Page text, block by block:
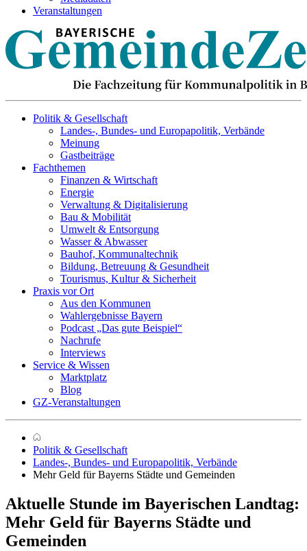
Veranstaltungen
Politik & Gesellschaft
Landes-, Bundes- und Europapolitik, Verbände
Meinung
Gastbeiträge
Fachthemen
Finanzen & Wirtschaft
Energie
Verwaltung & Digitalisierung
Bau & Mobilität
Umwelt & Entsorgung
Wasser & Abwasser
Bauhof, Kommunaltechnik
Bildung, Betreuung & Gesundheit
Tourismus, Kultur & Sicherheit
Praxis vor Ort
Aus den Kommunen
Wahlergebnisse Bayern
Podcast „Das gute Beispiel“
Nachrufe
Interviews
Service & Wissen
Marktplatz
Blog
GZ-Veranstaltungen
Politik & Gesellschaft
Landes-, Bundes- und Europapolitik, Verbände
Mehr Geld für Bayerns Städte und Gemeinden
Aktuelle Stunde im Bayerischen Landtag:
Mehr Geld für Bayerns Städte und
Gemeinden